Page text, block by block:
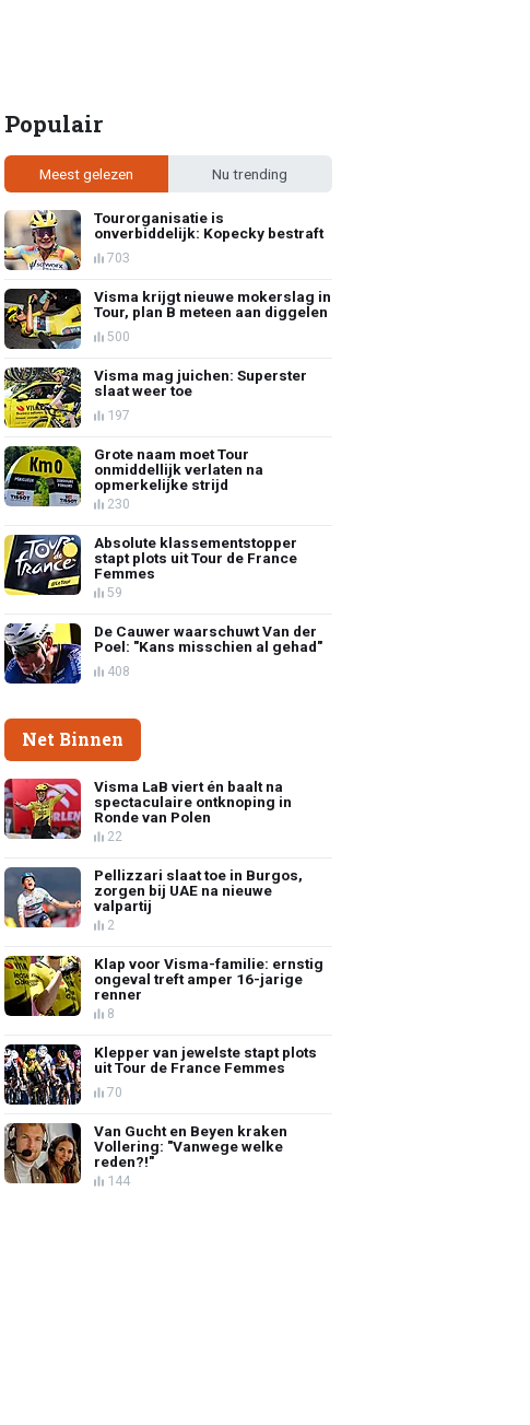
Populair
Meest gelezen Nu trending
Tourorganisatie is
onverbiddelijk: Kopecky bestraft
703
Visma krijgt nieuwe mokerslag in
Tour, plan B meteen aan diggelen
500
Visma mag juichen: Superster
slaat weer toe
197
Grote naam moet Tour
onmiddellijk verlaten na
opmerkelijke strijd
230
Absolute klassementstopper
stapt plots uit Tour de France
Femmes
59
De Cauwer waarschuwt Van der
Poel: "Kans misschien al gehad"
408
Net Binnen
Visma LaB viert én baalt na
spectaculaire ontknoping in
Ronde van Polen
22
Pellizzari slaat toe in Burgos,
zorgen bij UAE na nieuwe
valpartij
2
Klap voor Visma-familie: ernstig
ongeval treft amper 16-jarige
renner
8
Klepper van jewelste stapt plots
uit Tour de France Femmes
70
Van Gucht en Beyen kraken
Vollering: "Vanwege welke
reden?!"
144